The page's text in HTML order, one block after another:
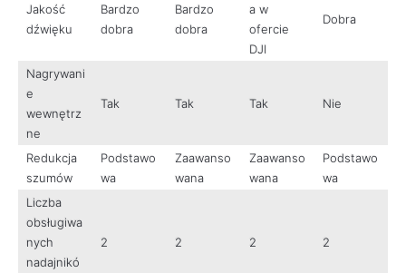
Jakość
dźwięku
Bardzo
dobra
Bardzo
dobra
a w
ofercie
DJI
Dobra
Nagrywani
e
wewnętrz
ne
Tak Tak Tak Nie
Redukcja
szumów
Podstawo
wa
Zaawanso
wana
Zaawanso
wana
Podstawo
wa
Liczba
obsługiwa
nych
nadajnikó
2 2 2 2